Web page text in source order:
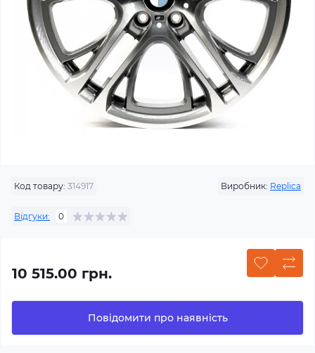
Код товару: 314917 Виробник: Replica
Відгуки: 0
10 515.00 грн.
Повідомити про наявність